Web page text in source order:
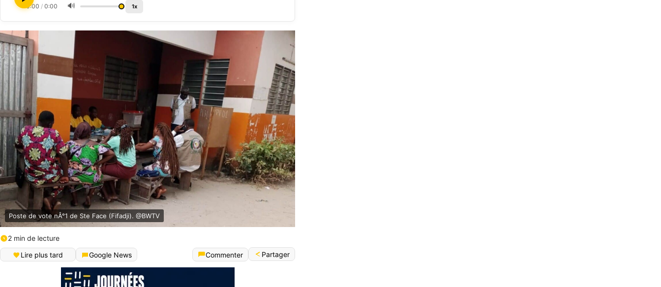
0:00 / 0:00 🔊 1x
Poste de vote nÂ°1 de Ste Face (Fifadji). @BWTV
2 min de lecture
Lire plus tard
Google News Commenter Partager